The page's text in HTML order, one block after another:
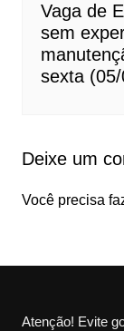
Vaga de
sem
sexta
Deixe um
Você precisa
Atenção! Evite